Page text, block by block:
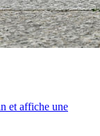
et affiche une